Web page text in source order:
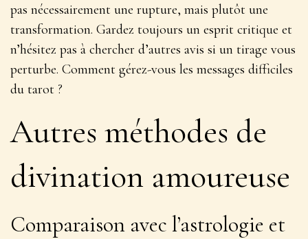
pas nécessairement une rupture, mais plutôt une
transformation. Gardez toujours un esprit critique et
n’hésitez pas à chercher d’autres avis si un tirage vous
perturbe. Comment gérez-vous les messages difficiles
du tarot ?
Autres méthodes de
divination amoureuse
Comparaison avec l’astrologie et